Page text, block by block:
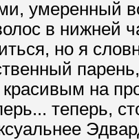
умеренный
в нижней
но я
на
теперь,